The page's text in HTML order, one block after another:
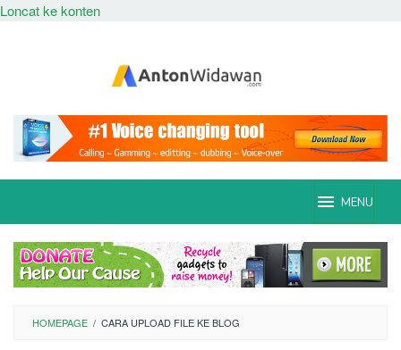
Loncat ke konten
MENU
HOMEPAGE / CARA UPLOAD FILE KE BLOG